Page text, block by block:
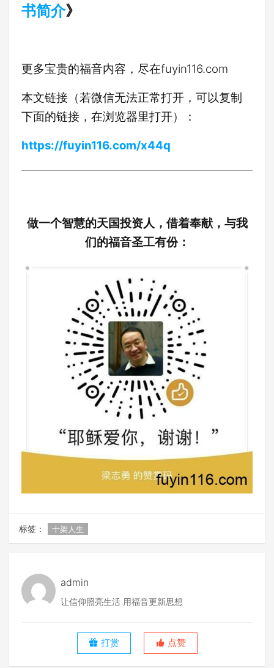
书简介》
更多宝贵的福音内容，尽在fuyin116.com
本文链接（若微信无法正常打开，可以复制
下面的链接，在浏览器里打开）：
https://fuyin116.com/x44q
做一个智慧的天国投资人，借着奉献，与我
们的福音圣工有份：
标签： 十架人生
admin
让信仰照亮生活 用福音更新思想
打赏 点赞